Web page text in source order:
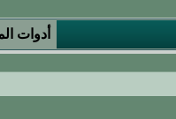
أدوات